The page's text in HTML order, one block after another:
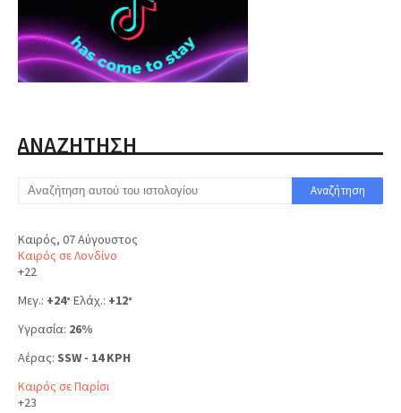
ΑΝΑΖΗΤΗΣΗ
Καιρός, 07 Αύγουστος
Καιρός σε Λονδίνο
+22
Μεγ.: +24° Ελάχ.: +12°
Υγρασία: 26%
Αέρας: SSW - 14 KPH
Καιρός σε Παρίσι
+23